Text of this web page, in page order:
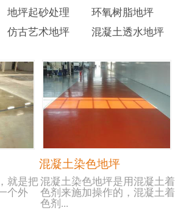
地坪起砂处理
环氧树脂地坪
仿古艺术地坪 混凝土透水地坪
就是把
个外
混凝土染色地坪
混凝土染色地坪是用混凝土着
色剂来施加操作的，混凝土着
色剂...